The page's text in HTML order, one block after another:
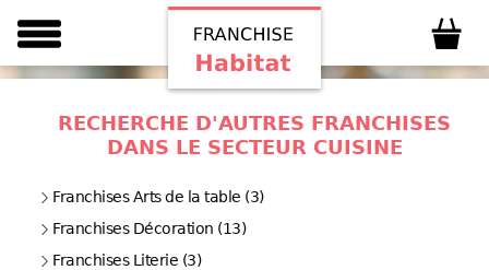
RECHERCHE D'AUTRES FRANCHISES
DANS LE SECTEUR CUISINE
Franchises Arts de la table (3)
Franchises Décoration (13)
Franchises Literie (3)